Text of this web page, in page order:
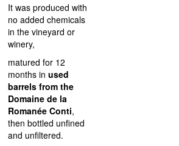
It was produced with
no added chemicals
in the vineyard or
winery,
matured for 12
months inused
barrels from the
Domaine de la
Romanée Conti,
then bottled unfined
and unfiltered.